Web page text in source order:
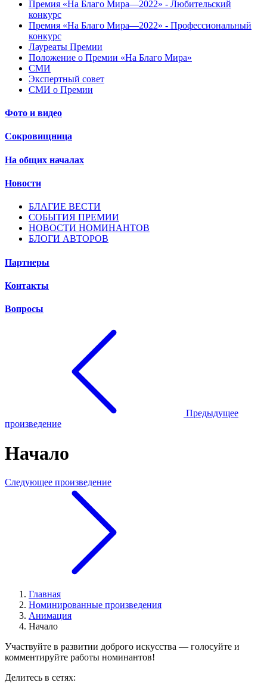
Премия «На Благо Мира—2022» - Любительский
конкурс
Премия «На Благо Мира—2022» - Профессиональный
конкурс
Лауреаты Премии
Положение о Премии «На Благо Мира»
СМИ
Экспертный совет
СМИ о Премии
Фото и видео
Сокровищница
На общих началах
Новости
БЛАГИЕ ВЕСТИ
СОБЫТИЯ ПРЕМИИ
НОВОСТИ НОМИНАНТОВ
БЛОГИ АВТОРОВ
Партнеры
Контакты
Вопросы
Предыдущее
произведение
Начало
Следующее произведение
Главная
Номинированные произведения
Анимация
Начало
Участвуйте в развитии доброго искусства — голосуйте и
комментируйте работы номинантов!
Делитесь в сетях: